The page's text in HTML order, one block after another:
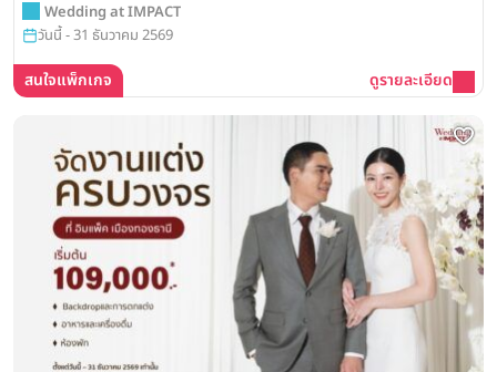
Wedding at IMPACT
วันนี้ - 31 ธันวาคม 2569
สนใจแพ็กเกจ ดูรายละเอียด